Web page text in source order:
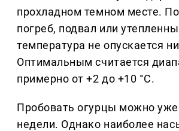
прохладном темном месте.
погреб, подвал или
температура не опускается
Оптимальным считается
примерно от +2 до +10 °C.
Пробовать огурцы можно
недели. Однако наиболее